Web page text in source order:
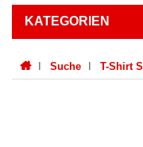
KATEGORIEN
Suche T-Shirt